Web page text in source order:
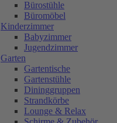
Bürostühle
Büromöbel
Kinderzimmer
Babyzimmer
Jugendzimmer
Garten
Gartentische
Gartenstühle
Dininggruppen
Strandkörbe
Lounge & Relax